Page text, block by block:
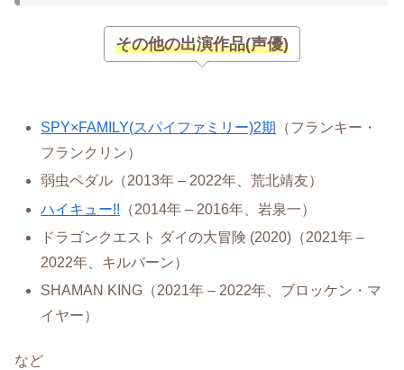
その他の出演作品(声優)
SPY×FAMILY(スパイファミリー)2期
（フランキー・
フランクリン）
弱虫ペダル（2013年 – 2022年、荒北靖友）
ハイキュー!! （2014年 – 2016年、岩泉一）
ドラゴンクエスト ダイの大冒険 (2020)（2021年 –
2022年、キルバーン）
SHAMAN KING（2021年 – 2022年、ブロッケン・マ
イヤー）
など